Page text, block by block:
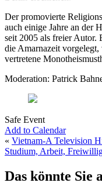
Der promovierte
auch einige Jahre an der
seit 2005 als freier Autor.
die Amarnazeit vorgelegt,
vertretene
Moderation: Patrick
Safe Event
Add to Calendar
« Vietnam-A Television
Studium, Arbeit,
Das könnte Sie